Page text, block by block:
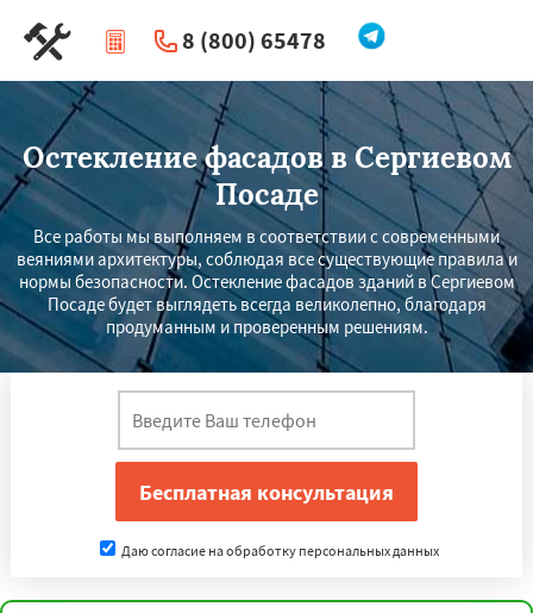
8 (800) 65478
| Перезвоните мне
Остекление фасадов в Сергиевом
Посаде
Все работы мы выполняем в соответствии с современными
веяниями архитектуры, соблюдая все существующие правила и
нормы безопасности. Остекление фасадов зданий в Сергиевом
Посаде будет выглядеть всегда великолепно, благодаря
продуманным и проверенным решениям.
Даю согласие на обработку персональных данных